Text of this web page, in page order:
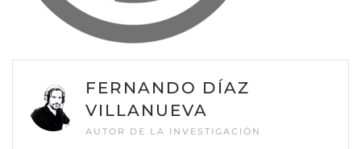
FERNANDO DÍAZ
VILLANUEVA
AUTOR DE LA INVESTIGACIÓN